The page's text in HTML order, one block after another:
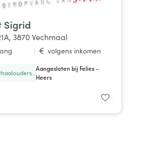
Sigrid
3870 Vechmaal
| volgens inkomen
Aangesloten bij Felies -
Heers